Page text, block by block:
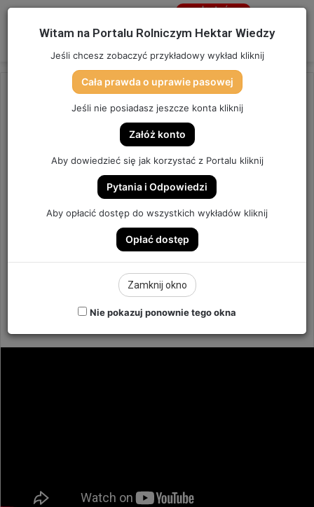
Menu
Jesteś
Strona główna/OSTATNIO DODANE
JAK POGODZIĆ STYMULACJĘ,
HERBICYDY, REGULACJĘ,
FUNGICYDY – PO
PRZYMROZKACH? | ODCINEK
273
an
Witam na Portalu Rolniczym Hektar Wiedzy
Jeśli chcesz zobaczyć przykładowy wykład kliknij
Cała prawda o uprawie pasowej
Jeśli nie posiadasz jeszcze konta kliknij
Załóż konto
Aby dowiedzieć się jak korzystać z Portalu kliknij
Pytania i Odpowiedzi
Aby opłacić dostęp do wszystkich wykładów kliknij
Opłać dostęp
Zamknij okno
Nie pokazuj ponownie tego okna